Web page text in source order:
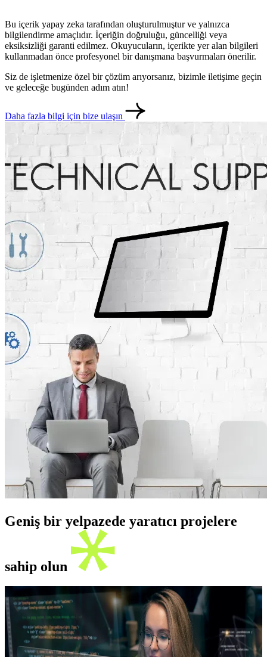
İletişim English
Bu içerik yapay zeka tarafından oluşturulmuştur ve yalnızca
bilgilendirme amaçlıdır. İçeriğin doğruluğu, güncelliği veya
eksiksizliği garanti edilmez. Okuyucuların, içerikte yer alan bilgileri
kullanmadan önce profesyonel bir danışmana başvurmaları önerilir.
Siz de işletmenize özel bir çözüm arıyorsanız, bizimle iletişime geçin
ve geleceğe bugünden adım atın!
Daha fazla bilgi için bize ulaşın
Geniş bir yelpazede yaratıcı projelere
sahip olun